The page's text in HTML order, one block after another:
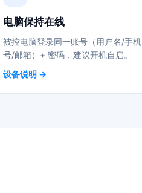
电脑保持在线
被控电脑登录同一账号（用户名/手机
号/邮箱）+ 密码，建议开机自启。
设备说明 →